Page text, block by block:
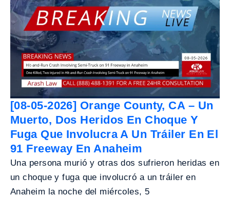
[08-05-2026] Orange County, CA – Un
Muerto, Dos Heridos En Choque Y
Fuga Que Involucra A Un Tráiler En El
91 Freeway En Anaheim
Una persona murió y otras dos sufrieron heridas en
un choque y fuga que involucró a un tráiler en
Anaheim la noche del miércoles, 5